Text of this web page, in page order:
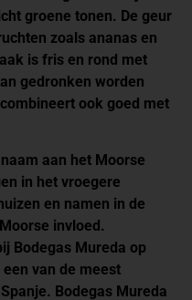
groene tonen. De geur
zoals ananas en
is fris en rond met
gedronken worden
ook goed met
aan het Moorse
in het vroegere
en namen in de
invloed.
Bodegas Mureda op
van de meest
Bodegas Mureda